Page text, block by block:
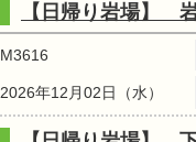
【日帰り岩場】
M3616
2026年12月02日（水）